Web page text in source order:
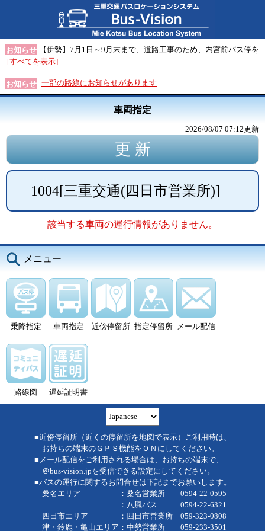
お知らせ
【伊勢】7月1日～9月末まで、道路工事のため、内宮前バス停を
[すべてを表示]
お知らせ 一部の路線にお知らせがあります
車両指定
2026/08/07 07:12更新
1004[三重交通(四日市営業所)]
該当する車両の運行情報がありません。
メニュー
乗降指定 車両指定 近傍停留所 指定停留所 メール配信
路線図 遅延証明書
■近傍停留所（近くの停留所を地図で表示）ご利用時は、
お持ちの端末のＧＰＳ機能をＯＮにしてください。
■メール配信をご利用される場合は、お持ちの端末で、
＠bus-vision.jpを受信できる設定にしてください。
■バスの運行に関するお問合せは下記までお願いします。
桑名エリア ：桑名営業所 0594-22-0595
：八風バス 0594-22-6321
四日市エリア ：四日市営業所 059-323-0808
津・鈴鹿・亀山エリア：中勢営業所 059-233-3501